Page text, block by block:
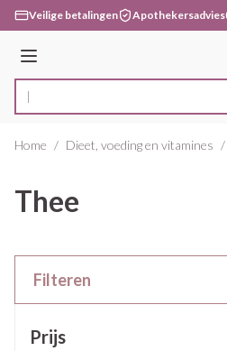
Ga naar de inhoud
Veilige betalingen Apothekersadvies
Menu
Product, merk, categorie...
Home / Dieet, voeding en vitamines /
Thee
Filteren
Prijs